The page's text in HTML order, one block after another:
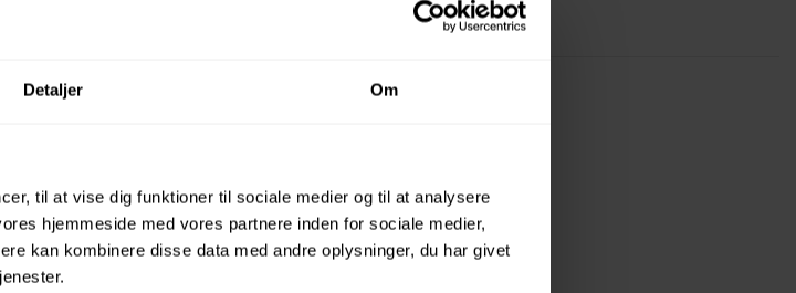
Detaljer Om
til at vise dig funktioner til sociale medier og til at analysere
hjemmeside med vores partnere inden for sociale medier,
kan kombinere disse data med andre oplysninger, du har givet